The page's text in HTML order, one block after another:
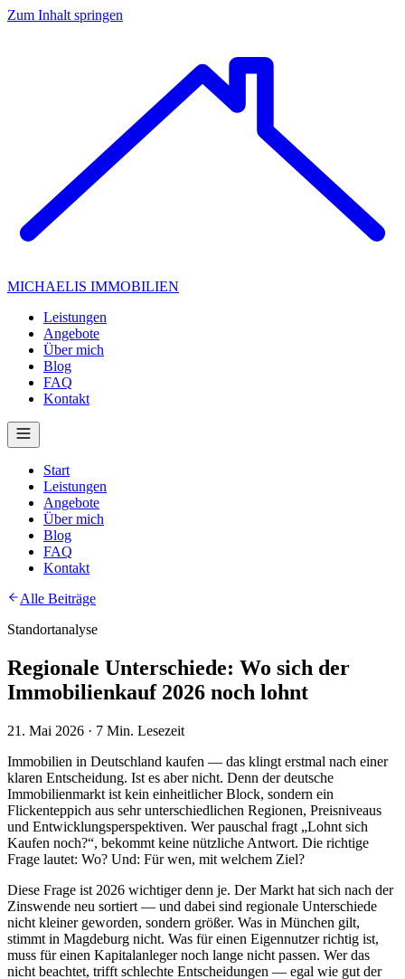
Zum Inhalt springen
MICHAELIS IMMOBILIEN
Leistungen
Angebote
Über mich
Blog
FAQ
Kontakt
Start
Leistungen
Angebote
Über mich
Blog
FAQ
Kontakt
Alle Beiträge
Standortanalyse
Regionale Unterschiede: Wo sich der
Immobilienkauf 2026 noch lohnt
21. Mai 2026 · 7 Min. Lesezeit
Immobilien in Deutschland kaufen — das klingt erstmal nach einer
klaren Entscheidung. Ist es aber nicht. Denn der deutsche
Immobilienmarkt ist kein einheitlicher Block, sondern ein
Flickenteppich aus sehr unterschiedlichen Regionen, Preisniveaus
und Entwicklungsperspektiven. Wer pauschal fragt „Lohnt sich
Kaufen noch?“, bekommt keine nützliche Antwort. Die richtige
Frage lautet: Wo? Und: Für wen, mit welchem Ziel?
Diese Frage ist 2026 wichtiger denn je. Der Markt hat sich nach der
Zinswende neu sortiert — und dabei sind regionale Unterschiede
nicht kleiner geworden, sondern größer. Was in München gilt,
stimmt in Magdeburg nicht. Was für einen Eigennutzer richtig ist,
muss für einen Kapitalanleger noch lange nicht passen. Wer das
nicht beachtet, trifft schlechte Entscheidungen — egal wie gut der